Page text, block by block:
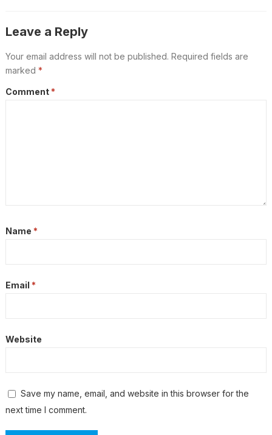
Leave a Reply
Your email address will not be published. Required fields are
marked *
Comment *
Name *
Email *
Website
Save my name, email, and website in this browser for the
next time I comment.